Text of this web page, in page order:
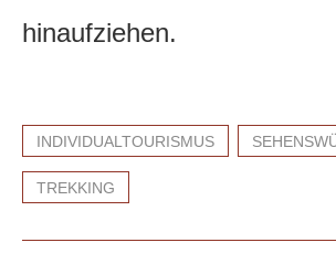
hinaufziehen.
INDIVIDUALTOURISMUS
TREKKING